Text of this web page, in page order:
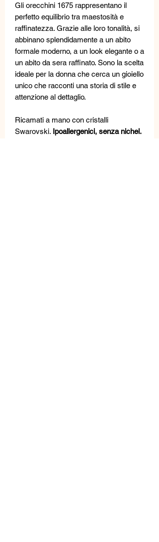
Gli orecchini 1675 rappresentano il
perfetto equilibrio tra maestosità e
raffinatezza. Grazie alle loro tonalità, si
abbinano splendidamente a un abito
formale moderno, a un look elegante o a
un abito da sera raffinato. Sono la scelta
ideale per la donna che cerca un gioiello
unico che racconti una storia di stile e
attenzione al dettaglio.
Ricamati a mano con cristalli
Swarovski. Ipoallergenici, senza nichel.